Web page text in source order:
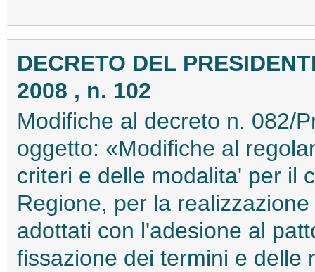
DECRETO DEL
2008 , n. 102
Modifiche al decreto n. 082/
oggetto: «Modifiche al
criteri e delle modalita' per il
Regione, per la
adottati con l'adesione al
fissazione dei termini e delle